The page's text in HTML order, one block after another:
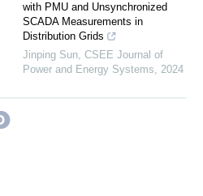
with PMU and Unsynchronized
SCADA Measurements in
Distribution Grids
Jinping Sun, CSEE Journal of
Power and Energy Systems, 2024